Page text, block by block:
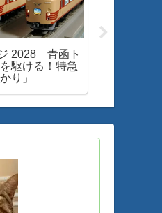
2028 青函ト
駆ける！特急
り」